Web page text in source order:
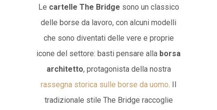
Le cartelle The Bridge sono un classico
delle borse da lavoro, con alcuni modelli
che sono diventati delle vere e proprie
icone del settore: basti pensare alla borsa
architetto, protagonista della nostra
rassegna storica sulle borse da uomo. Il
tradizionale stile The Bridge raccoglie